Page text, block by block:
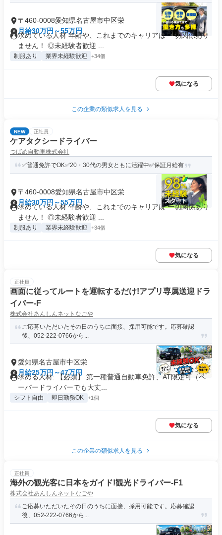
〒460-0008愛知県名古屋市中区栄
月給30万円～55万円
求めている人材 年齢や、これまでのキャリアは 一切関係あり
ません！ ◎未経験者歓迎 ...
制服あり 業界未経験歓迎 +34個
気になる
この企業の類似求人を見る
NEW 正社員
ケアタクシードライバー
つばめ自動車株式会社
✅普通免許でOK✅20・30代の男女ともに活躍中✅保証月給有
〒460-0008愛知県名古屋市中区栄
月給30万円～55万円
求めている人材 年齢や、これまでのキャリアは 一切関係あり
ません！ ◎未経験者歓迎 ...
制服あり 業界未経験歓迎 +34個
気になる
正社員
画面に従ってルートを運転するだけ!アプリ専属送迎ドラ
イバー-F
株式会社あんしんネットなごや
ご応募いただいたその日のうちに面接、採用可能です。応募確認
後、052-222-0766から...
愛知県名古屋市中区栄
月給25万円～47万円
求める人材: 【必須】 第一種普通自動車免許、AT限定可（ペ
ーパードライバーでも大丈...
シフト自由 即日勤務OK +1個
気になる
この企業の類似求人を見る
正社員
海外の観光客に日本をガイド!観光ドライバー-F1
株式会社あんしんネットなごや
ご応募いただいたその日のうちに面接、採用可能です。応募確認
後、052-222-0766から...